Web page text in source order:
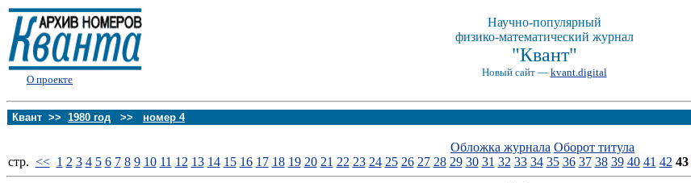
О проекте
Научно-популярный
физико-математический журнал
"Квант"
Новый сайт — kvant.digital
Квант >> 1980 год >> номер 4
Обложка журнала Оборот титула
стp. << 1 2 3 4 5 6 7 8 9 10 11 12 13 14 15 16 17 18 19 20 21 22 23 24 25 26 27 28 29 30 31 32 33 34 35 36 37 38 39 40 41 42 43